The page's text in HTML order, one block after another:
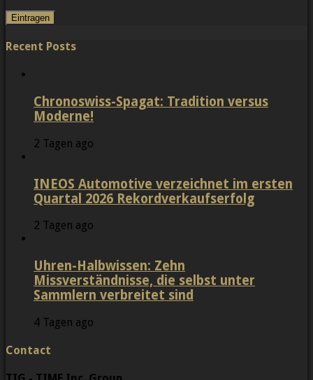
Recent Posts
Chronoswiss-Spagat: Tradition versus
Moderne!
2 Tagen ago
INEOS Automotive verzeichnet im ersten
Quartal 2026 Rekordverkaufserfolg
2 Tagen ago
Uhren-Halbwissen: Zehn
Missverständnisse, die selbst unter
Sammlern verbreitet sind
4 Tagen ago
Contact